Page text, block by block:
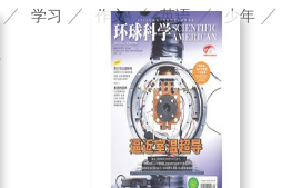
学习 作文 英语 少年